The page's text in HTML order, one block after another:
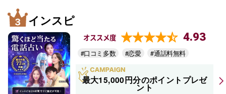
インスピ
オススメ度 4.93
#口コミ多数 #恋愛 #通話料無料
最大15,000円分のポイントプレゼ
ント